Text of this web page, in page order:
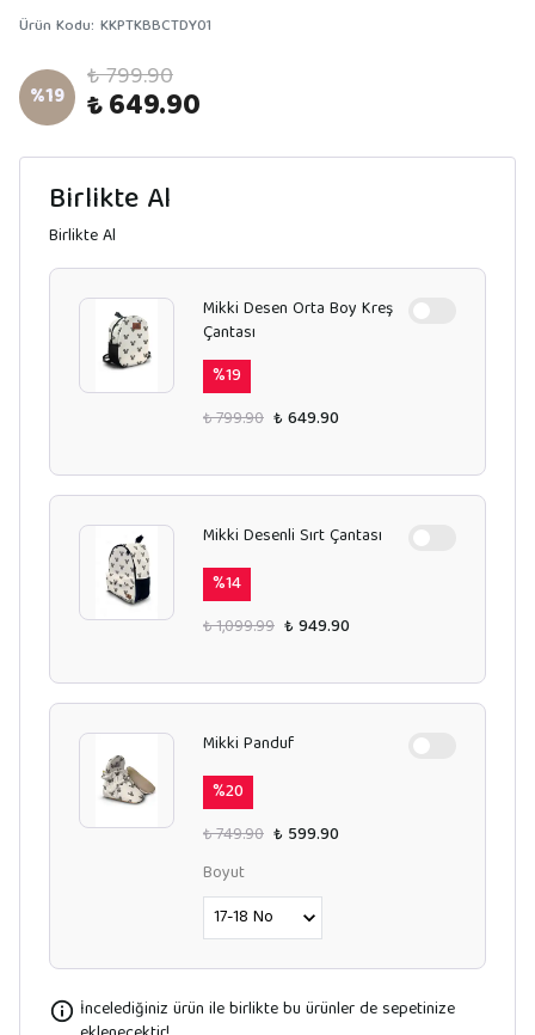
Ürün Kodu: KKPTKBBCTDY01
%19 ₺ 799.90
₺ 649.90
Birlikte Al
Birlikte Al
Mikki Desen Orta Boy Kreş
Çantası
%19
₺ 799.90 ₺ 649.90
Mikki Desenli Sırt Çantası
%14
₺ 1,099.99 ₺ 949.90
Mikki Panduf
%20
₺ 749.90 ₺ 599.90
Boyut
İncelediğiniz ürün ile birlikte bu ürünler de sepetinize